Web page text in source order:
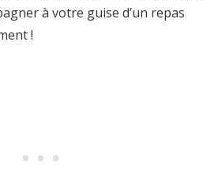
à votre guise d’un repas
!